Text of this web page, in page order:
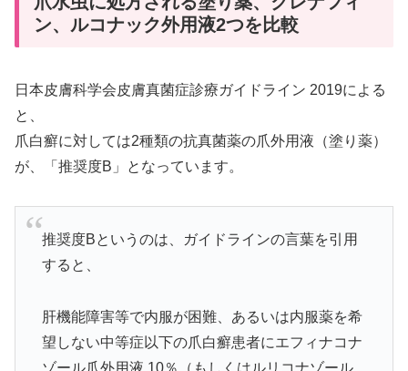
ン、ルコナック外用液2つを比較
日本皮膚科学会皮膚真菌症診療ガイドライン 2019による
と、
爪白癬に対しては2種類の抗真菌薬の爪外用液（塗り薬）
が、「推奨度B」となっています。
推奨度Bというのは、ガイドラインの言葉を引用
すると、
肝機能障害等で内服が困難、あるいは内服薬を希
望しない中等症以下の爪白癬患者にエフィナコナ
ゾール爪外用液 10％（もしくはルリコナゾール